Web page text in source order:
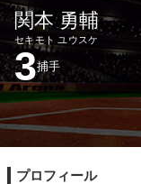
関本 勇輔
セキモト ユウスケ
3捕手
プロフィール